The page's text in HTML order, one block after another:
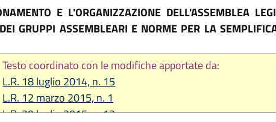
E L'ORGANIZZAZIONE DELL'ASSEMBLEA
GRUPPI ASSEMBLEARI E NORME PER LA
Testo coordinato con le modifiche apportate da:
L.R. 18 luglio 2014, n. 15
L.R. 12 marzo 2015, n. 1
L.R. 29 luglio 2015, n. 12